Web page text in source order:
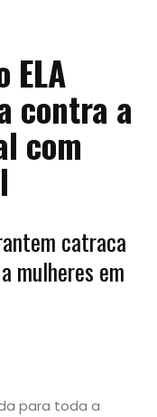
contra a
com
catraca
mulheres em
para toda a